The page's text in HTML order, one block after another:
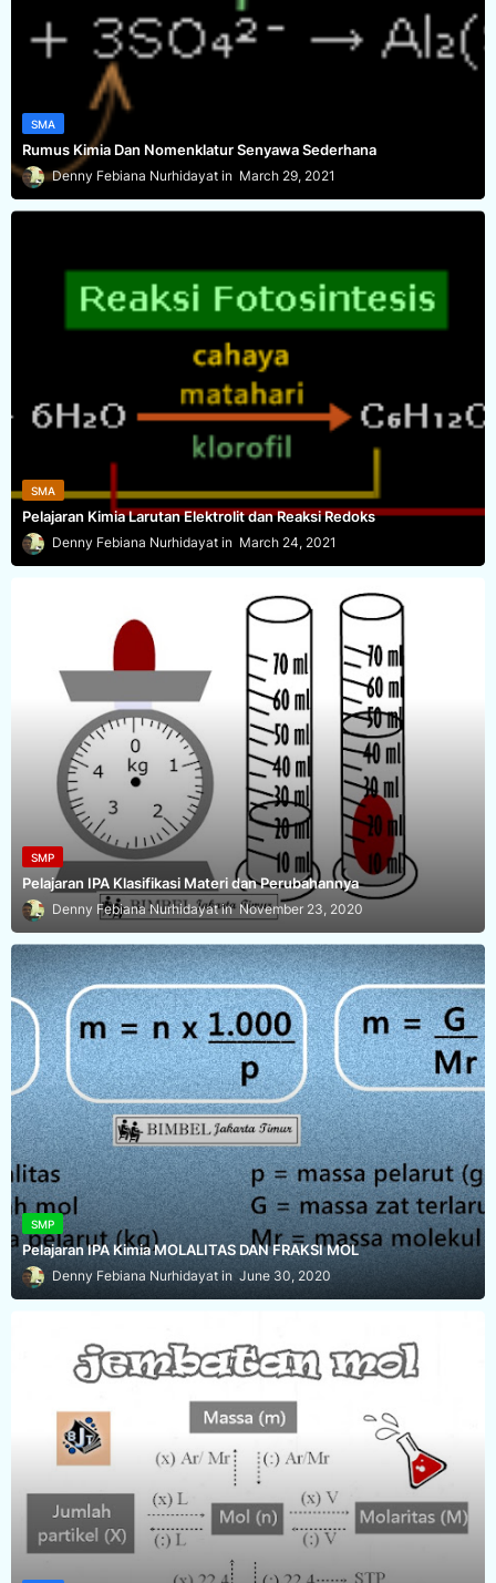
SMA
Rumus Kimia Dan Nomenklatur Senyawa Sederhana
Denny Febiana Nurhidayat March 29, 2021
SMA
Pelajaran Kimia Larutan Elektrolit dan Reaksi Redoks
Denny Febiana Nurhidayat March 24, 2021
SMP
Pelajaran IPA Klasifikasi Materi dan Perubahannya
Denny Febiana Nurhidayat November 23, 2020
SMP
Pelajaran IPA Kimia MOLALITAS DAN FRAKSI MOL
Denny Febiana Nurhidayat June 30, 2020